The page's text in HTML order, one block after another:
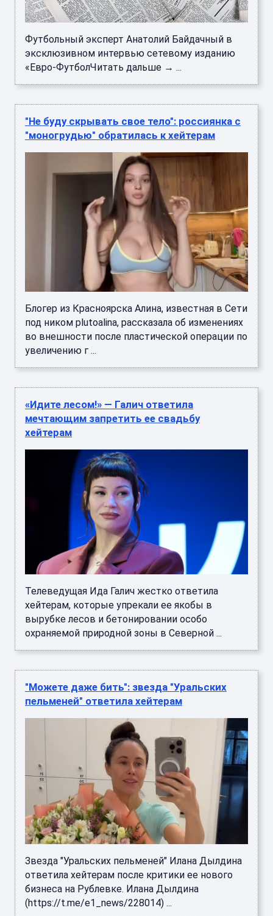
Футбольный эксперт Анатолий Байдачный в
эксклюзивном интервью сетевому изданию
«Евро-ФутболЧитать дальше → ...
"Не буду скрывать свое тело": россиянка с
"моногрудью" обратилась к хейтерам
Блогер из Красноярска Алина, известная в Сети
под ником plutoalina, рассказала об изменениях
во внешности после пластической операции по
увеличению г ...
«Идите лесом!» — Галич ответила
мечтающим запретить ее свадьбу
хейтерам
Телеведущая Ида Галич жестко ответила
хейтерам, которые упрекали ее якобы в
вырубке лесов и бетонировании особо
охраняемой природной зоны в Северной ...
"Можете даже бить": звезда "Уральских
пельменей" ответила хейтерам
Звезда "Уральских пельменей" Илана Дылдина
ответила хейтерам после критики ее нового
бизнеса на Рублевке. Илана Дылдина
(https://t.me/e1_news/228014) ...